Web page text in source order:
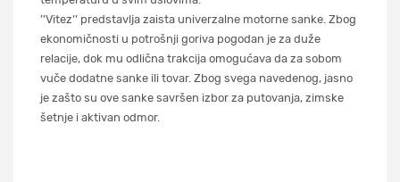
’’Vitez’’ predstavlja zaista univerzalne motorne sanke. Zbog
ekonomičnosti u potrošnji goriva pogodan je za duže
relacije, dok mu odlična trakcija omogućava da za sobom
vuče dodatne sanke ili tovar. Zbog svega navedenog, jasno
je zašto su ove sanke savršen izbor za putovanja, zimske
šetnje i aktivan odmor.